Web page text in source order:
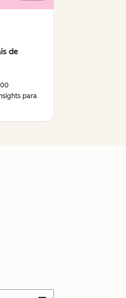
de
para